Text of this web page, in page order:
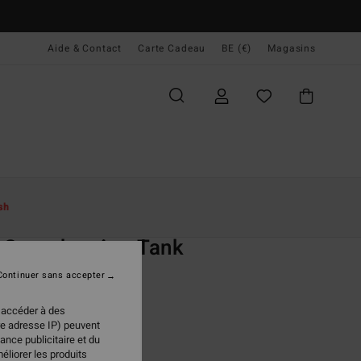
Aide & Contact Carte Cadeau BE (€) Magasins
Ava Tank
bikini tank Vert Femme
47%
à des
adresse IP) peuvent
publicitaire et du
les produits
sans accepter